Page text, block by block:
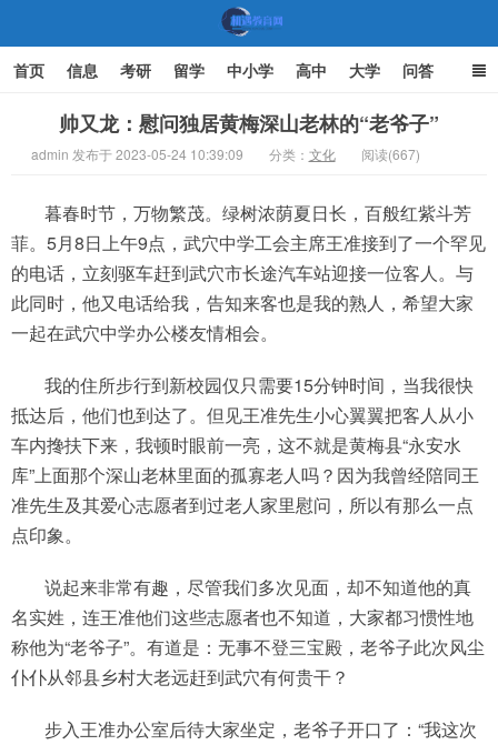
首页 信息 考研 留学 中小学 高中 大学 问答
家庭教育
帅又龙：慰问独居黄梅深山老林的“老爷子”
admin 发布于 2023-05-24 10:39:09 分类： 文化 阅读(667)
暮春时节，万物繁茂。绿树浓荫夏日长，百般红紫斗芳
菲。5月8日上午9点，武穴中学工会主席王准接到了一个罕见
的电话，立刻驱车赶到武穴市长途汽车站迎接一位客人。与
此同时，他又电话给我，告知来客也是我的熟人，希望大家
一起在武穴中学办公楼友情相会。
我的住所步行到新校园仅只需要15分钟时间，当我很快
抵达后，他们也到达了。但见王准先生小心翼翼把客人从小
车内搀扶下来，我顿时眼前一亮，这不就是黄梅县“永安水
库”上面那个深山老林里面的孤寡老人吗？因为我曾经陪同王
准先生及其爱心志愿者到过老人家里慰问，所以有那么一点
点印象。
说起来非常有趣，尽管我们多次见面，却不知道他的真
名实姓，连王准他们这些志愿者也不知道，大家都习惯性地
称他为“老爷子”。有道是：无事不登三宝殿，老爷子此次风尘
仆仆从邻县乡村大老远赶到武穴有何贵干？
步入王准办公室后待大家坐定，老爷子开口了：“我这次